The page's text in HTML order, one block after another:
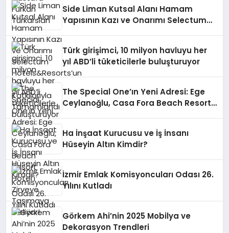
Side Liman Kutsal Alanı Hamam
Yapısının Kazı ve Onarımı Selectum
Türk girişimci, 10 milyon havluyu her
yıl ABD’li tüketicilerle buluşturuyor
The Special One’ın Yeni Adresi: Ege
Ceylanoğlu, Casa Fora Beach Resort
Ha İnşaat Kurucusu ve İş İnsanı
Hüseyin Altın Kimdir?
İzmir Emlak Komisyoncuları Odası 26.
Yılını Kutladı
Görkem Ahi’nin 2025 Mobilya ve
Dekorasyon Trendleri